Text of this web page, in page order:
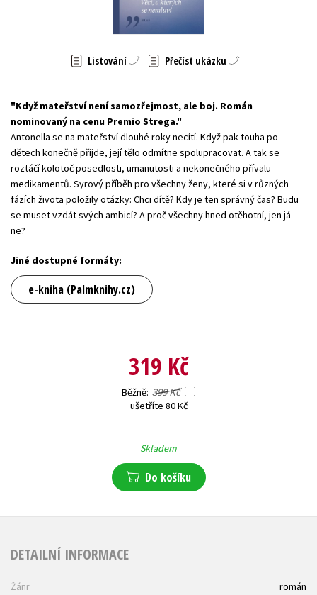
Zahraniční literatura
Všechny tituly
Listování Přečíst ukázku
Když mateřství není samozřejmost, ale boj. Román
nominovaný na cenu Premio Strega.
Antonella se na mateřství dlouhé roky necítí. Když pak touha po
dětech konečně přijde, její tělo odmítne spolupracovat. A tak se
roztáčí kolotoč posedlosti, umanutosti a nekonečného přívalu
medikamentů. Syrový příběh pro všechny ženy, které si v různých
fázích života položily otázky: Chci dítě? Kdy je ten správný čas? Budu
se muset vzdát svých ambicí? A proč všechny hned otěhotní, jen já
ne?
Jiné dostupné formáty:
e-kniha (Palmknihy.cz)
319 Kč
Běžně 399 Kč
ušetříte 80 Kč
Skladem
Do košíku
DETAILNÍ INFORMACE
Žánr
román